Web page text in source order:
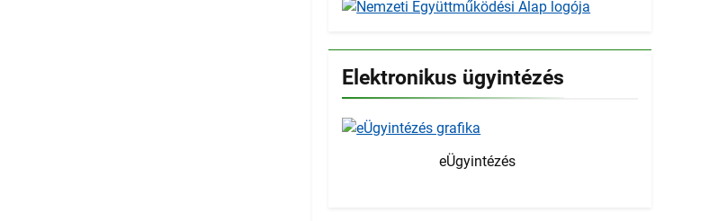
Elektronikus ügyintézés
eÜgyintézés